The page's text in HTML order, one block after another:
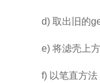
d) 取出旧的ge
e) 将滤壳上方
f) 以笔直方法，